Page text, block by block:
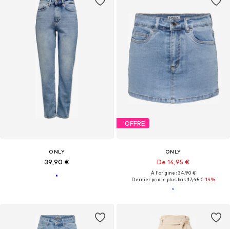
ONLY
39,90 €
OFFRE
ONLY
De 14,95 €
À l'origine : 34,90 €
Dernier prix le plus bas :17,45 €-14%